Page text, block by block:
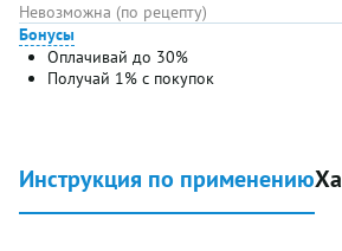
Невозможна (по рецепту)
Бонусы
Оплачивай до 30%
Получай 1% с покупок
Инструкция по применению